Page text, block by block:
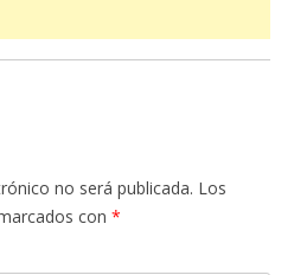
no será publicada. Los
con *